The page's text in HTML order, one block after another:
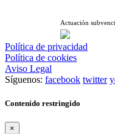
Actuación
Política de privacidad
Política de cookies
Aviso Legal
Síguenos: facebook twitter
Contenido restringido
×